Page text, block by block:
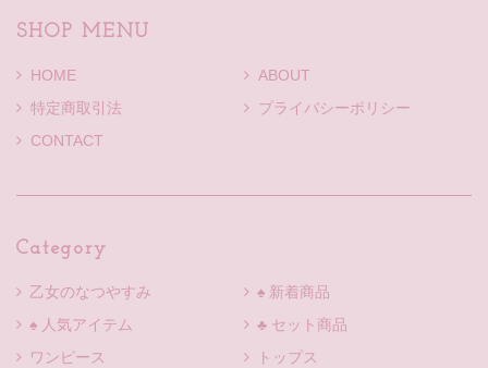
SHOP MENU
HOME
ABOUT
特定商取引法
プライバシーポリシー
CONTACT
Category
乙女のなつやすみ
♠ 新着商品
♠ 人気アイテム
♣ セット商品
ワンピース
トップス